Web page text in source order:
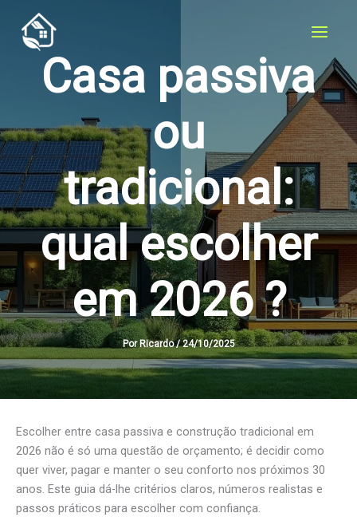
para
conteúdoCasa passiva
ou
tradicional:
qual escolher
em 2026 ?
Por Ricardo/24/10/2025
Escolher entre casa passiva e construção tradicional em
2026 não é só uma questão de orçamento; é decidir como
quer viver, pagar e manter o seu conforto nos próximos 30
anos. Este guia dá-lhe critérios claros, números realistas e
passos práticos para escolher com confiança.